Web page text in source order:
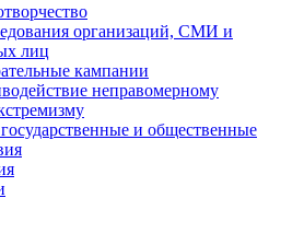
организаций, СМИ и
лиц
кампании
неправомерному
и общественные